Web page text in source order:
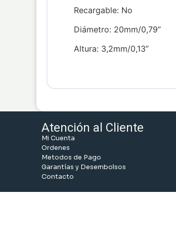
Recargable: No
Diámetro: 20mm/0,79”
Altura: 3,2mm/0,13”
Atención al Cliente
Mi Cuenta
Ordenes
Metodos de Pago
Garantías y Desembolsos
Contacto